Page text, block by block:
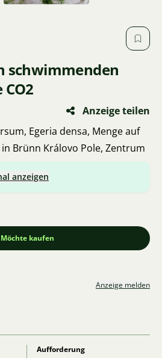
schwimmenden
Anzeige teilen
Egeria densa, Menge auf
Brünn Královo Pole, Zentrum
anzeigen
Möchte kaufen
Anzeige melden
Aufforderung